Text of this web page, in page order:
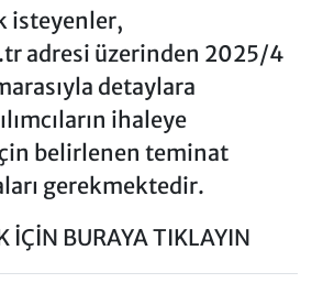
isteyenler,
adresi üzerinden 2025/4
detaylara
ihaleye
belirlenen teminat
gerekmektedir.
İÇİN BURAYA TIKLAYIN